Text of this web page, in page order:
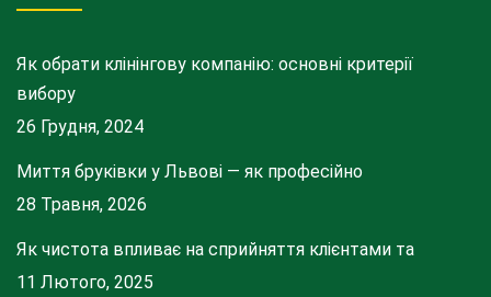
Як обрати клінінгову компанію: основні критерії
вибору
26 Грудня, 2024
Миття бруківки у Львові — як професійно
28 Травня, 2026
Як чистота впливає на сприйняття клієнтами та
11 Лютого, 2025